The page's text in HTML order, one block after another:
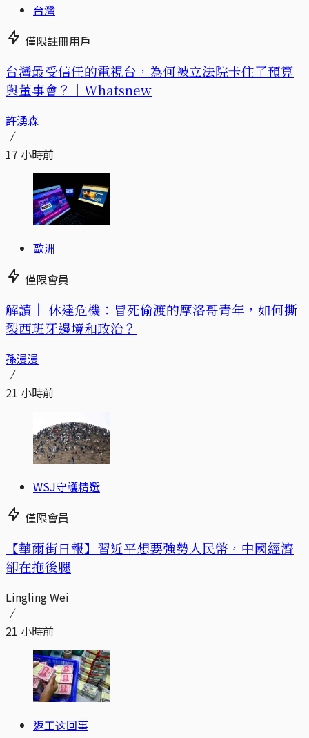
台灣
僅限註冊用戶
台灣最受信任的電視台，為何被立法院卡住了預算
與董事會？｜Whatsnew
許湧森
17 小時前
歐洲
僅限會員
解讀｜ 休達危機：冒死偷渡的摩洛哥青年，如何撕
裂西班牙邊境和政治？
孫漫漫
21 小時前
WSJ守護精選
僅限會員
【華爾街日報】習近平想要強勢人民幣，中國經濟
卻在拖後腿
Lingling Wei
21 小時前
返工这回事